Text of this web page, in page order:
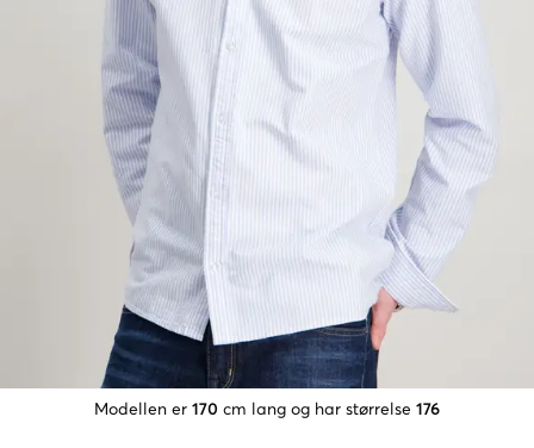
Modellen er 170 cm lang og har størrelse 176